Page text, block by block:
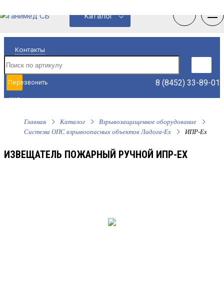
Контакты
Перезвонить
мне
8 (8452) 33-89-01
Каталог
Главная Каталог
Взрывозащищенное оборудование
Система ОПС взрывоопасных объектов Ладога-Ex
ИПР-Ех
ИЗВЕЩАТЕЛЬ ПОЖАРНЫЙ РУЧНОЙ ИПР-ЕХ